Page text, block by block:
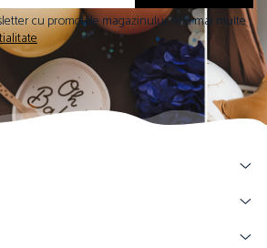
cu promotiile magazinului. Afla mai multe